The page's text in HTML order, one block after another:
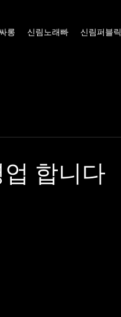
롱 신림노래빠 신림퍼블릭
합니다